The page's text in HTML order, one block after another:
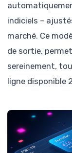
indiciels –
marché. Ce
de sortie,
sereinement,
ligne disponible